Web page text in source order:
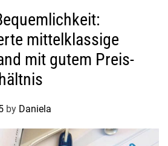
mittelklassige
mit gutem Preis-
by Daniela